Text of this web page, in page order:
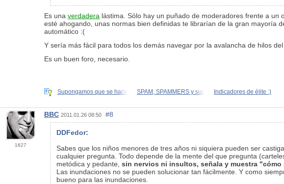
Es una verdadera lástima. Sólo hay un puñado de moderadores frente a
esté ahogando, unas normas bien definidas te librarían de la gran mayoría
automático :(
Y sería más fácil para todos los demás navegar por la avalancha de hilos
Es un buen foro, necesario.
Supongamos que se hace SPAM, SPAMMERS y sus Indicadores de élite :)
1627
BBC 2011.01.26 08:50 #8
DDFedor:
Sabes que los niños menores de tres años ni siquiera pueden ser
cualquier pregunta. Todo depende de la mente del que pregunta
metódica y pedante, sin nervios ni insultos, señala y muestra
Las inundaciones no se pueden solucionar tan fácilmente. Y como
bueno para las inundaciones.